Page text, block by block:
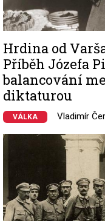
Hrdina od
Příběh Józefa
balancování
diktaturou
VÁLKA Vladimír
Image